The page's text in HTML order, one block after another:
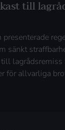
till
sänkt
lagrådsremiss
för allvarliga